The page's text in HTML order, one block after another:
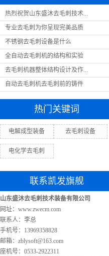
热烈祝贺山东盛沐去毛刺技术...
专业去毛刺为你呈现完美品质
不锈钢去毛刺设备是什么
全自动去毛刺机的结构和实验
去毛刺机器整体结构设计及作...
自动去毛刺机去毛刺前的铸件
热门关键词
电解成型装备 去毛刺设备
电化学去毛刺
联系凯发旗舰
山东盛沐去毛刺技术装备有限公司
网址：www.zwecm.com
联系人：李总
手机号：13969358828
邮箱： zblysoft@163.com
座机号：0533-2922311